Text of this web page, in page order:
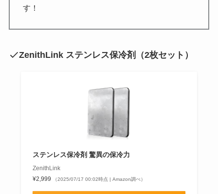
す！
ZenithLink ステンレス保冷剤（2枚セット）
ステンレス保冷剤 驚異の保冷力
ZenithLink
¥2,999
（2025/07/17 00:02時点 | Amazon調べ）